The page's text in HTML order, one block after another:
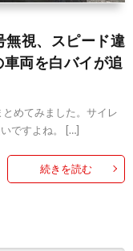
無視、スピード違
両を白バイが追
めてみました。サイレ
ですよね。 […]
続きを読む